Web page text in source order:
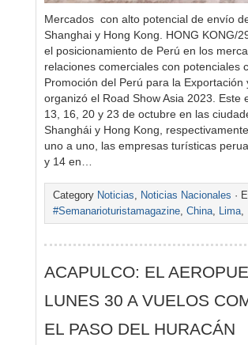
Mercados con alto potencial de envío
Shanghai y Hong Kong. HONG KONG/
el posicionamiento de Perú en los
relaciones comerciales con potenciales
Promoción del Perú para la Exportación
organizó el Road Show Asia 2023. Este
13, 16, 20 y 23 de octubre en las
Shanghái y Hong Kong,
uno a uno, las empresas turísticas
y 14 en…
Category Noticias, Noticias Nacionales ·
#Semanarioturistamagazine, China, Lima,
ACAPULCO: EL
LUNES 30 A VUELOS
EL PASO DEL HURACÁN